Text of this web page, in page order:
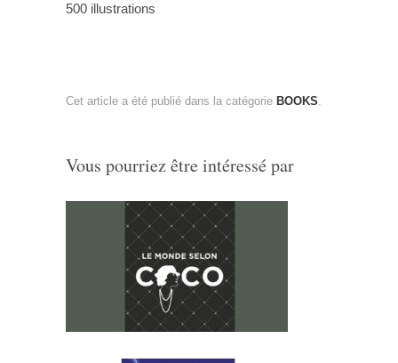
500 illustrations
Cet article a été publié dans la catégorie BOOKS
Vous pourriez être intéressé par